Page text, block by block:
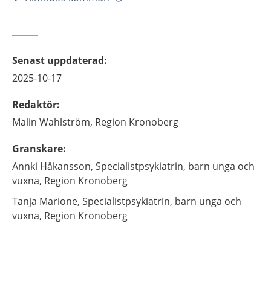
Senast uppdaterad:
2025-10-17
Redaktör:
Malin Wahlström, Region Kronoberg
Granskare:
Annki Håkansson, Specialistpsykiatrin, barn unga och
vuxna, Region Kronoberg
Tanja Marione, Specialistpsykiatrin, barn unga och
vuxna, Region Kronoberg